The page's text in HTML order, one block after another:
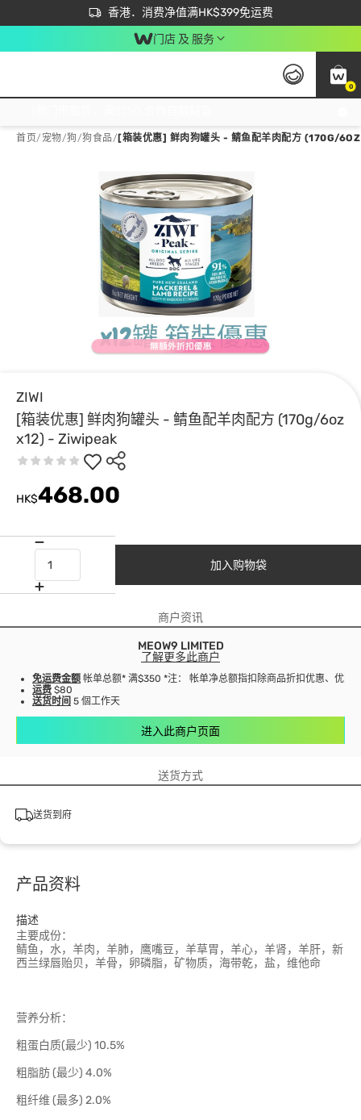
香港．消费净值满HK$399免运费
立即成为易赏钱会员尽享独家优惠
首次APP下单买满$450 输入 NEWAPP 即减$50
门店 及 服务
0
首页/ 宠物/狗/狗食品/ [箱装优惠] 鲜肉狗罐头 - 鲭鱼配羊肉配方 (170G/
ZIWI
[箱装优惠] 鲜肉狗罐头 - 鲭鱼配羊肉配方 (170g/6oz
x12) - Ziwipeak
HK$468.00
加入购物袋
商户资讯
MEOW9 LIMITED
了解更多此商户
免运费金额 帐单总额* 满$350 *注： 帐单净总额指扣除商品折扣优惠、优惠
运费 $80
送货时间 5 個工作天
进入此商户页面
送货方式
送货到府
产品资料
描述
主要成份：
鲭鱼，水，羊肉，羊肺，鹰嘴豆，羊草胃，羊心，羊肾，羊肝，新
西兰绿唇贻贝，羊骨，卵磷脂，矿物质，海带乾，盐，维他命
营养分析：
粗蛋白质(最少) 10.5%
粗脂肪 (最少) 4.0%
粗纤维 (最多) 2.0%